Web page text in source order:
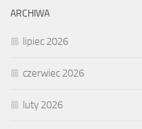
ARCHIWA
lipiec 2026
czerwiec 2026
luty 2026